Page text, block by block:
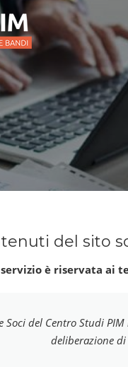
del sito
è riservata ai
Soci del Centro Studi
deliberazione di